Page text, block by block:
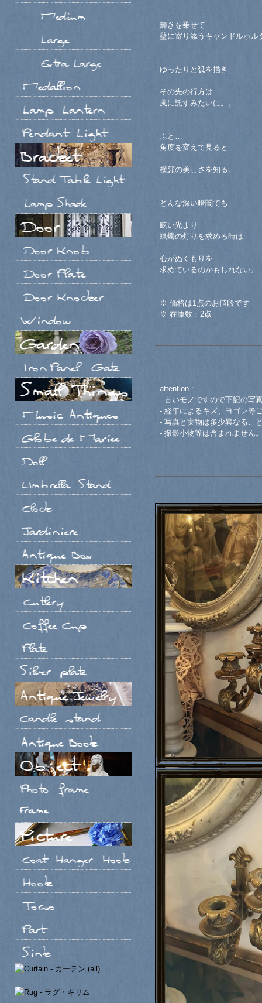
輝きを乗せて
壁に寄り添うキャンドルホル
ゆったりと弧を描き
その先の行方は
風に託すみたいに。。
ふと…
角度を変えて見ると
横顔の美しさを知る。
どんな深い暗闇でも
眩い光より
蝋燭の灯りを求める時は
心がぬくもりを
求めているのかもしれない。
※ 価格は1点のお値段です
※ 在庫数：2点
attention :
- 古いモノですので下記の写
- 経年によるキズ、ヨゴレ等
- 写真と実物は多少異なるこ
- 撮影小物等は含まれません